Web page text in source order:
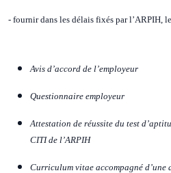
- fournir dans les délais fixés par l’ARPIH,
Avis d’accord de l’employeur
Questionnaire employeur
Attestation de réussite du test
CITI de l’ARPIH
Curriculum vitae accompagné d’une